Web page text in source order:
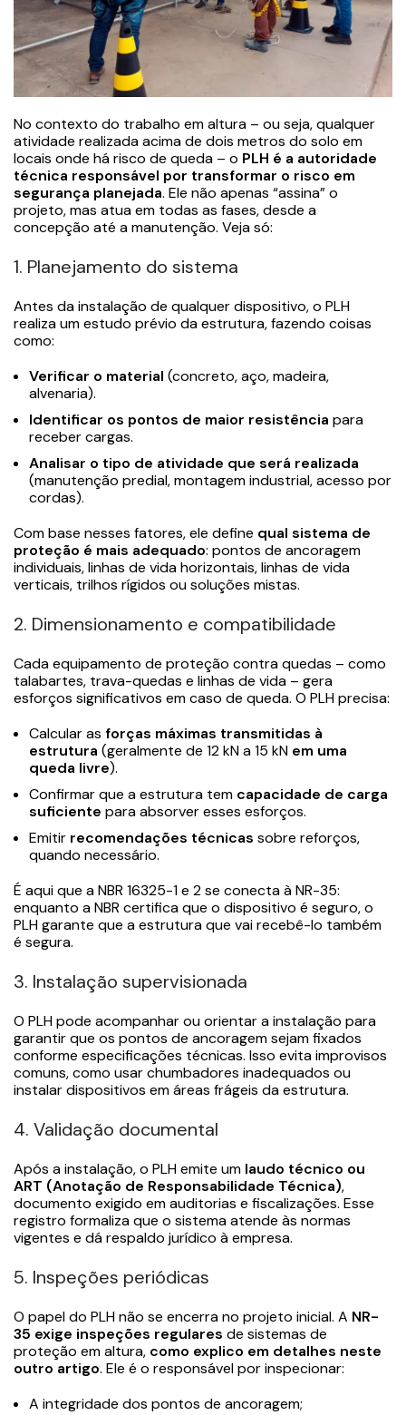
No contexto do trabalho em altura – ou seja, qualquer
atividade realizada acima de dois metros do solo em
locais onde há risco de queda – o PLH é a autoridade
técnica responsável por transformar o risco em
segurança planejada. Ele não apenas “assina” o
projeto, mas atua em todas as fases, desde a
concepção até a manutenção. Veja só:
1. Planejamento do sistema
Antes da instalação de qualquer dispositivo, o PLH
realiza um estudo prévio da estrutura, fazendo coisas
como:
Verificar o material (concreto, aço, madeira,
alvenaria).
Identificar os pontos de maior resistência para
receber cargas.
Analisar o tipo de atividade que será realizada
(manutenção predial, montagem industrial, acesso por
cordas).
Com base nesses fatores, ele define qual sistema de
proteção é mais adequado: pontos de ancoragem
individuais, linhas de vida horizontais, linhas de vida
verticais, trilhos rígidos ou soluções mistas.
2. Dimensionamento e compatibilidade
Cada equipamento de proteção contra quedas – como
talabartes, trava-quedas e linhas de vida – gera
esforços significativos em caso de queda. O PLH precisa:
Calcular as forças máximas transmitidas à
estrutura (geralmente de 12 kN a 15 kN em uma
queda livre).
Confirmar que a estrutura tem capacidade de carga
suficiente para absorver esses esforços.
Emitir recomendações técnicas sobre reforços,
quando necessário.
É aqui que a NBR 16325-1 e 2 se conecta à NR-35:
enquanto a NBR certifica que o dispositivo é seguro, o
PLH garante que a estrutura que vai recebê-lo também
é segura.
3. Instalação supervisionada
O PLH pode acompanhar ou orientar a instalação para
garantir que os pontos de ancoragem sejam fixados
conforme especificações técnicas. Isso evita improvisos
comuns, como usar chumbadores inadequados ou
instalar dispositivos em áreas frágeis da estrutura.
4. Validação documental
Após a instalação, o PLH emite um laudo técnico ou
ART (Anotação de Responsabilidade Técnica),
documento exigido em auditorias e fiscalizações. Esse
registro formaliza que o sistema atende às normas
vigentes e dá respaldo jurídico à empresa.
5. Inspeções periódicas
O papel do PLH não se encerra no projeto inicial. A NR-
35 exige inspeções regulares de sistemas de
proteção em altura, como explico em detalhes neste
outro artigo. Ele é o responsável por inspecionar:
A integridade dos pontos de ancoragem;